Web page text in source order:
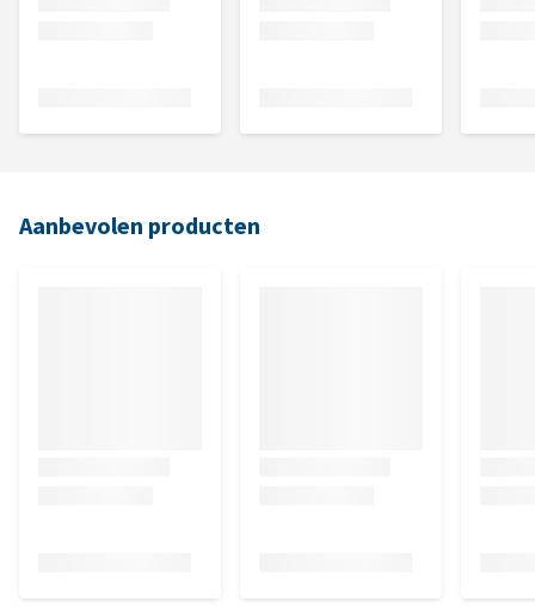
Aanbevolen producten